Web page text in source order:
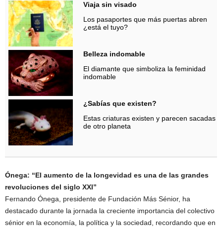
Viaja sin visado
Los pasaportes que más puertas abren
¿está el tuyo?
Belleza indomable
El diamante que simboliza la feminidad
indomable
¿Sabías que existen?
Estas criaturas existen y parecen sacadas
de otro planeta
Ónega: “El aumento de la longevidad es una de las grandes
revoluciones del siglo XXI”
Fernando Ónega, presidente de Fundación Más Sénior, ha
destacado durante la jornada la creciente importancia del colectivo
sénior en la economía, la política y la sociedad, recordando que en